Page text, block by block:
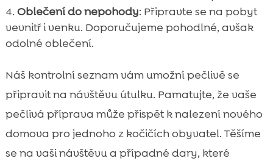
Oblečení do nepohody: Připravte se na pobyt
vevnitř i venku. Doporučujeme pohodlné, avšak
odolné oblečení.
Náš kontrolní seznam vám umožní pečlivě se
připravit na návštěvu útulku. Pamatujte, že vaše
pečlivá příprava může přispět k nalezení nového
domova pro jednoho z kočičích obyvatel. Těšíme
se na vaši návštěvu a případné dary, které